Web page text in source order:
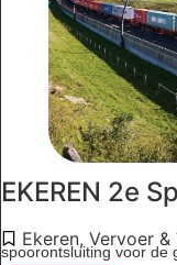
EKEREN 2e
Ekeren, Vervoer &
spoorontsluiting voor de